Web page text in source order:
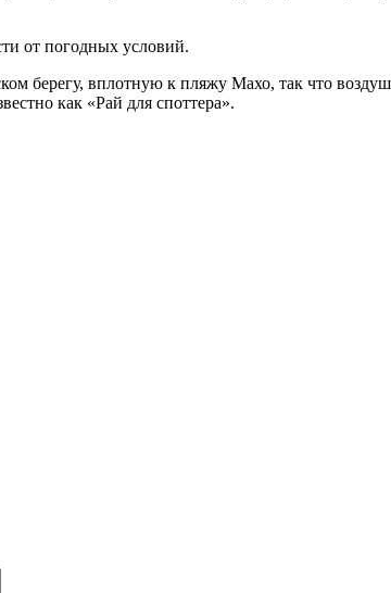
от погодных условий.
берегу, вплотную к пляжу Махо, так что
как «Рай для споттера».